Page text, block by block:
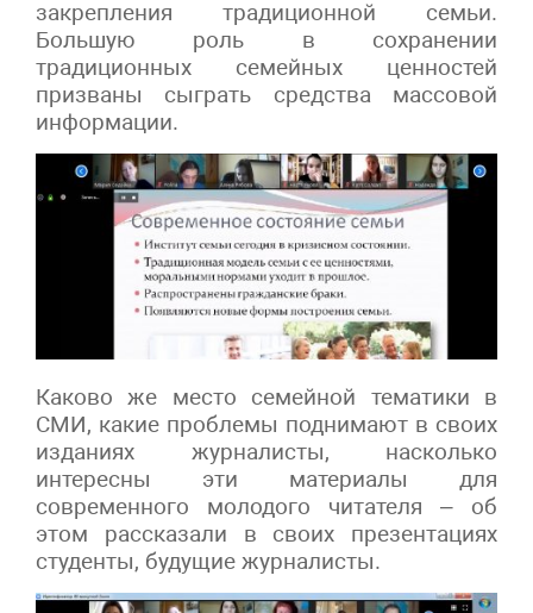
закрепления традиционной семьи.
Большую роль в сохранении
традиционных семейных ценностей
призваны сыграть средства массовой
информации.
Каково же место семейной тематики в
СМИ, какие проблемы поднимают в своих
изданиях журналисты, насколько
интересны эти материалы для
современного молодого читателя – об
этом рассказали в своих презентациях
студенты, будущие журналисты.